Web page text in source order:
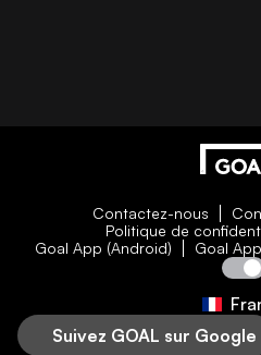
Contactez-nous
Politique de
Goal App (Android)
Goal
Suivez GOAL sur Google